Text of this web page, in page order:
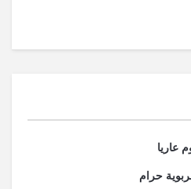
عاريا
حرام